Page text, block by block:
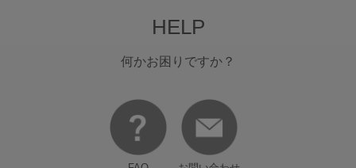
HELP
何かお困りですか？